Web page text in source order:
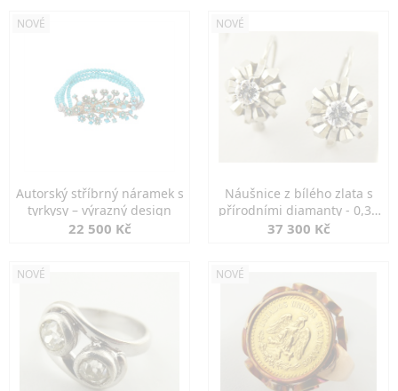
NOVÉ
Autorský stříbrný náramek s
tyrkysy – výrazný design
22 500 Kč
NOVÉ
Náušnice z bílého zlata s
přírodními diamanty - 0,30
ct
37 300 Kč
NOVÉ NOVÉ